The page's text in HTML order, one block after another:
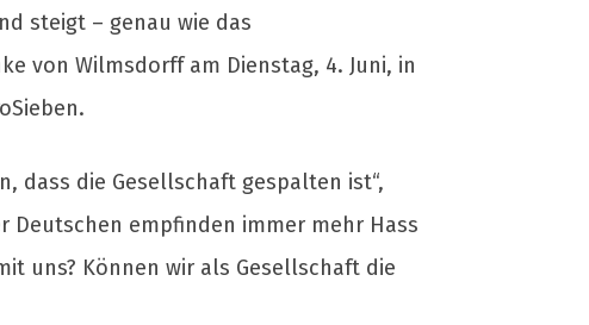
steigt – genau wie das
von Wilmsdorff am Dienstag, 4. Juni, in
dass die Gesellschaft gespalten ist“,
Deutschen empfinden immer mehr Hass
uns? Können wir als Gesellschaft die